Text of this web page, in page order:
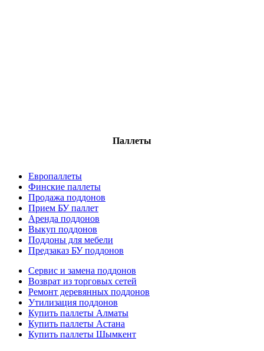
Паллеты
Европаллеты
Финские паллеты
Продажа поддонов
Прием БУ паллет
Аренда поддонов
Выкуп поддонов
Поддоны для мебели
Предзаказ БУ поддонов
Сервис и замена поддонов
Возврат из торговых сетей
Ремонт деревянных поддонов
Утилизация поддонов
Купить паллеты Алматы
Купить паллеты Астана
Купить паллеты Шымкент